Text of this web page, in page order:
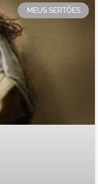
MEUS SERTÕES